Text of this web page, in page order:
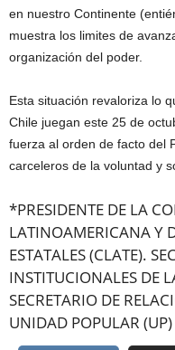
en nuestro Continente
muestra los limites de
organización del poder.
Esta situación revaloriza lo
Chile juegan este 25 de
fuerza al orden de facto del
carceleros de la voluntad y
*PRESIDENTE DE LA
LATINOAMERICANA Y
ESTATALES (CLATE).
INSTITUCIONALES DE
SECRETARIO DE
UNIDAD POPULAR (UP)